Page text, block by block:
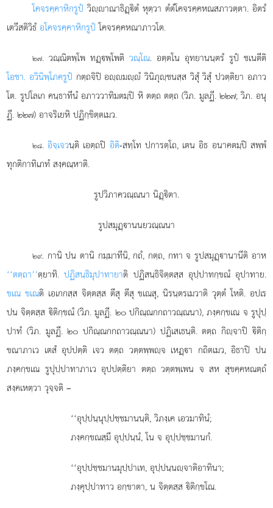
โคจรคฺคาหิกรูปํ วิฺาณาธิฏฺิตํ หุตฺวา ตํตํโคจรคฺคหณสภาวตฺตา. อิตรํ
เตวีสติวิธํอโคจรคฺคาหิกรูปํ โคจรคฺคหณาภาวโต.
๒๗. วณฺณิตพฺโพ ทฏฺพฺโพติ วณฺโณ. อตฺตโน อุทยานนฺตรํ รูปํ ชเนตีติ
โอชา. อวินิพฺโภครูปํ กตฺถจิปิ อฺมฺํ วินิภุฺชนสฺส วิสุํ วิสุํ ปวตฺติยา อภาว
โต. รูปโลเก คนฺธาทีนํ อภาววาทิมตมฺปิ หิ ตตฺถ ตตฺถ (วิภ. มูลฏี. ๒๒๗; วิภ. อนุ
ฏี. ๒๒๗) อาจริเยหิ ปฏิกฺขิตฺตเมว.
๒๘.อิจฺเจวนฺติ เอตฺถปิ อิติ-สทฺโท ปการตฺโถ, เตน อิธ อนาคตมฺปิ สพฺพํ
ทุกติกาทิเภทํ สงฺคณฺหาติ.
รูปวิภาควณฺณนา นิฏฺิตา.
รูปสมุฏฺานนยวณฺณนา
๒๙. กานิ ปน ตานิ กมฺมาทีนิ, กถํ, กตฺถ, กทา จ รูปสมุฏฺานานีติ อาห
‘‘ตตฺถา’’ตฺยาทิ.ปฏิสนฺธิมุปาทายาติ ปฏิสนฺธิจิตฺตสฺส อุปฺปาทกฺขณํ อุปาทาย.
ขเณ ขเณติ เอเกกสฺส จิตฺตสฺส ตีสุ ตีสุ ขเณสุ, นิรนฺตรเมวาติ วุตฺตํ โหติ. อปเร
ปน จิตฺตสฺส ิติกฺขณํ (วิภ. มูลฏี. ๒๐ ปกิณฺณกกถาวณฺณนา), ภงฺคกฺขเณ จ รูปุปฺ
ปาทํ (วิภ. มูลฏี. ๒๐ ปกิณฺณกกถาวณฺณนา) ปฏิเสเธนฺติ. ตตฺถ กิฺจาปิ ิติกฺ
ขณาภาเว เตสํ อุปปตฺติ เจว ตตฺถ วตฺตพฺพฺจ เหฏฺา กถิตเมว, อิธาปิ ปน
ภงฺคกฺขเณ รูปุปฺปาทาภาเว อุปปตฺติยา ตตฺถ วตฺตพฺเพน จ สห สุขคฺคหณตฺถํ
สงฺคเหตฺวา วุจฺจติ –
‘‘อุปฺปนฺนุปฺปชฺชมานนฺติ, วิภงฺเค เอวมาทินํ;
ภงฺคกฺขณสฺมึ อุปฺปนฺนํ, โน จ อุปฺปชฺชมานกํ.
‘‘อุปฺปชฺชมานมุปฺปาเท, อุปฺปนฺนฺจาติอาทินา;
ภงฺคุปฺปาทาว อกฺขาตา, น จิตฺตสฺส ิติกฺขโณ.